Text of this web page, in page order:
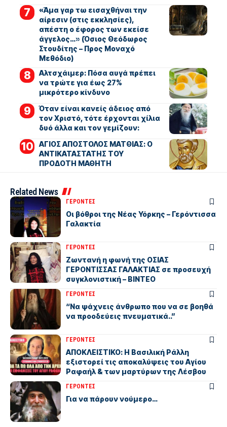
«Άμα γαρ τω εισαχθήναι την
αίρεσιν (στις εκκλησίες),
απέστη ο έφορος των εκείσε
άγγελος…» (Όσιος Θεόδωρος
Στουδίτης – Προς Μοναχό
Μεθόδιο)
Αλτσχάιμερ: Πόσα αυγά πρέπει
να τρώτε για έως 27%
μικρότερο κίνδυνο
Όταν είναι κανείς άδειος από
τον Χριστό, τότε έρχονται χίλια
δυό άλλα και τον γεμίζουν:
ΑΓΙΟΣ ΑΠΟΣΤΟΛΟΣ ΜΑΤΘΙΑΣ: Ο
ΑΝΤΙΚΑΤΑΣΤΑΤΗΣ ΤΟΥ
ΠΡΟΔΟΤΗ ΜΑΘΗΤΗ
Related News
ΓΕΡΟΝΤΕΣ
Οι βόθροι της Νέας Υόρκης – Γερόντισσα
Γαλακτία
ΓΕΡΟΝΤΕΣ
Ζωντανή η φωνή της ΟΣΙΑΣ
ΓΕΡΟΝΤΙΣΣΑΣ ΓΑΛΑΚΤΙΑΣ σε προσευχή
συγκλονιστική – ΒΙΝΤΕΟ
ΓΕΡΟΝΤΕΣ
“Να ψάχνεις άνθρωπο που να σε βοηθά
να προοδεύεις πνευματικά..”
ΓΕΡΟΝΤΕΣ
ΑΠΟΚΛΕΙΣΤΙΚΟ: Η Βασιλική Ράλλη
εξιστορεί τις αποκαλύψεις του Αγίου
Ραφαήλ & των μαρτύρων της Λέσβου
ΓΕΡΟΝΤΕΣ
Για να πάρουν νούμερο…